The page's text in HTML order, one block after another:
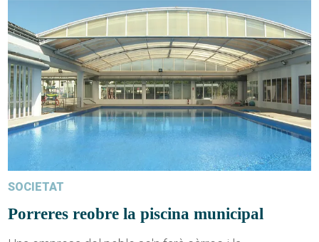
SOCIETAT
Porreres reobre la piscina municipal